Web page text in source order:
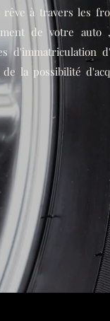
à travers les
de votre
d'immatriculation
la possibilité